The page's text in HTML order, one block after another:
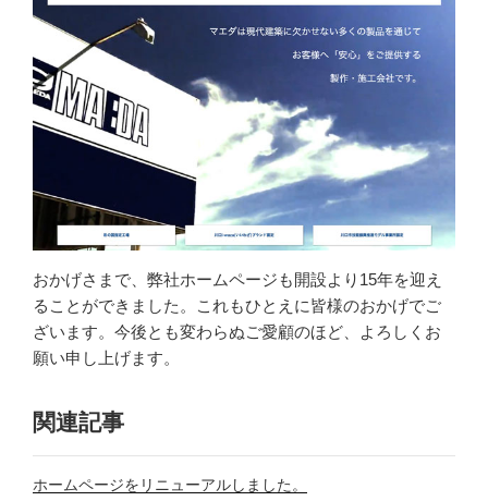
おかげさまで、弊社ホームページも開設より15年を迎え
ることができました。これもひとえに皆様のおかげでご
ざいます。今後とも変わらぬご愛顧のほど、よろしくお
願い申し上げます。
関連記事
ホームページをリニューアルしました。